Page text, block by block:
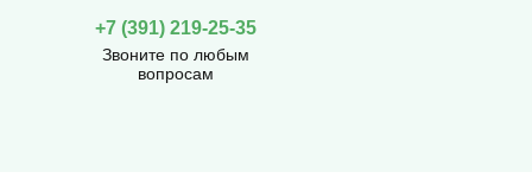
+7 (391) 219-25-35
Звоните по любым
вопросам